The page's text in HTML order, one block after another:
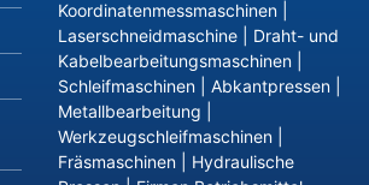
Koordinatenmessmaschinen
Laserschneidmaschine
Draht- und
Kabelbearbeitungsmaschinen
Schleifmaschinen
Abkantpressen
Metallbearbeitung
Werkzeugschleifmaschinen
Fräsmaschinen
Hydraulische